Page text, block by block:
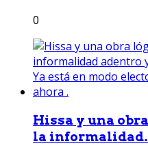
0
Hissa y una
la